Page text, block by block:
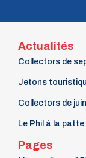
Actualités
Collectors de
Jetons
Collectors de
Le Phil à la
Pages